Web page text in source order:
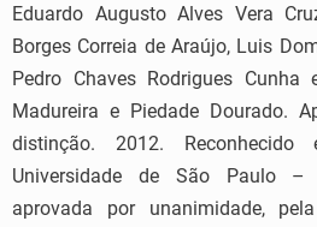
Eduardo Augusto Alves Vera
Borges Correia de Araújo, Luis
Pedro Chaves Rodrigues Cunha
Madureira e Piedade Dourado.
distinção. 2012.
Universidade de São Paulo –
aprovada por unanimidade,